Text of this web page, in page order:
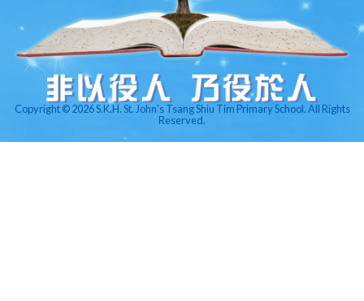
Copyright © 2026 S.K.H. St. John’s Tsang Shiu Tim Primary School. All Rights
Reserved.